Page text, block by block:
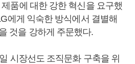
품에 대한 강한 혁신을 요구했
에게 익숙한 방식에서 결별해
것을 강하게 주문했다.
시장선도 조직문화 구축을 위